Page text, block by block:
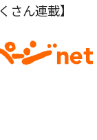
さん連載】